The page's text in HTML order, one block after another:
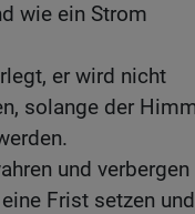
wie ein Strom
er wird nicht
solange der
und verbergen
Frist setzen und